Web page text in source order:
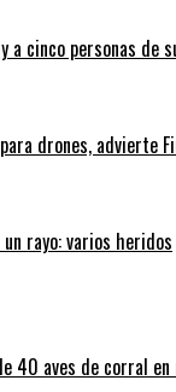
a cinco personas de
drones, advierte
rayo: varios heridos
aves de corral en